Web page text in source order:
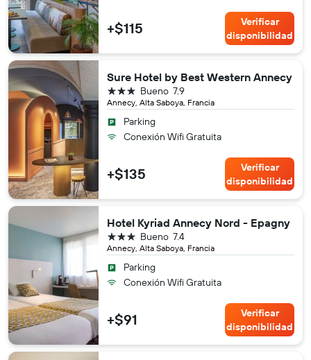
+$115
Verificar
disponibilidad
Sure Hotel by Best Western Annecy
Annecy, Alta Saboya, Francia
7.9
Bueno
3 estrellas
Parking
Conexión Wifi Gratuita
+$135
Verificar
disponibilidad
Hotel Kyriad Annecy Nord - Epagny
Annecy, Alta Saboya, Francia
7.4
Bueno
3 estrellas
Parking
Conexión Wifi Gratuita
+$91
Verificar
disponibilidad